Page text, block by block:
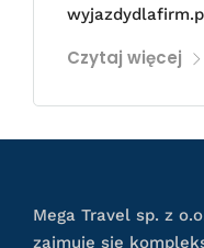
Czytaj więcej
Mega Travel sp. z
zajmuje się